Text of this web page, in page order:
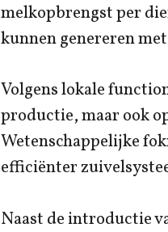
melkopbrengst per
kunnen genereren
Volgens lokale
productie, maar ook
Wetenschappelijke
efficiënter
Naast de introductie